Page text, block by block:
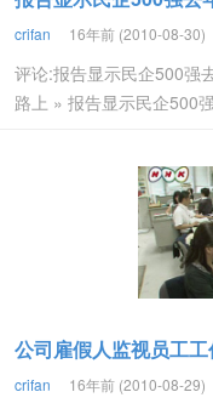
crifan 16年前 (2010-08-30)
评论:报告显示民企500强
路上 » 报告显示民企500
公司雇假人监视员工工
crifan 16年前 (2010-08-29)